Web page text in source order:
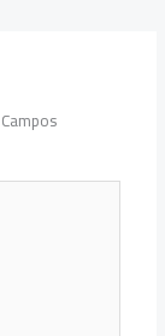
Campos